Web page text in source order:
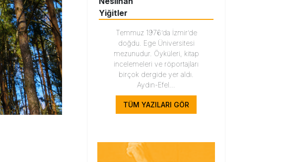
Yiğitler
Temmuz 1976’da İzmir’de
doğdu. Ege Üniversitesi
mezunudur. Öyküleri, kitap
incelemeleri ve röportajları
birçok dergide yer aldı.
Aydın-Efel...
TÜM YAZILARI GÖR